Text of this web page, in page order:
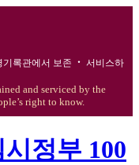
기록관에서 보존 ‧ 서비스하
and serviced by the
right to know.
정부 100